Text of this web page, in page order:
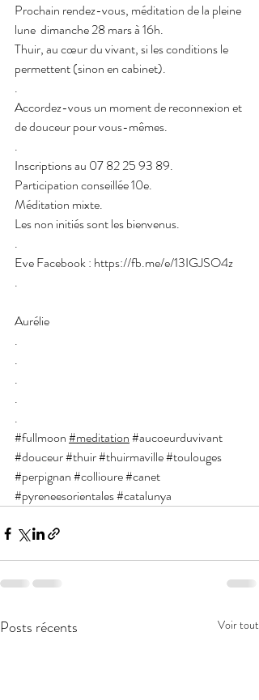
Prochain rendez-vous, méditation de la pleine
lune  dimanche 28 mars à 16h.
Thuir, au cœur du vivant, si les conditions le
permettent (sinon en cabinet).
.
Accordez-vous un moment de reconnexion et
de douceur pour vous-mêmes.
.
Inscriptions au 07 82 25 93 89.
Participation conseillée 10e.
Méditation mixte.
Les non initiés sont les bienvenus.
.
Eve Facebook : https://fb.me/e/13IGJSO4z
.
Aurélie
.
.
.
.
.
#fullmoon#meditation#aucoeurduvivant
#douceur#thuir#thuirmaville#toulouges
#perpignan#collioure#canet
#pyreneesorientales#catalunya
Posts récents Voir tout